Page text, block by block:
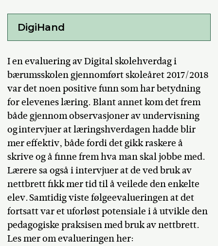
DigiHand
I en evaluering av Digital skolehverdag i
bærumsskolen gjennomført skoleåret 2017/2018
var det noen positive funn som har betydning
for elevenes læring. Blant annet kom det frem
både gjennom observasjoner av undervisning
og intervjuer at læringshverdagen hadde blir
mer effektiv, både fordi det gikk raskere å
skrive og å finne frem hva man skal jobbe med.
Lærere sa også i intervjuer at de ved bruk av
nettbrett fikk mer tid til å veilede den enkelte
elev. Samtidig viste følgeevalueringen at det
fortsatt var et uforløst potensiale i å utvikle den
pedagogiske praksisen med bruk av nettbrett.
Les mer om evalueringen her: